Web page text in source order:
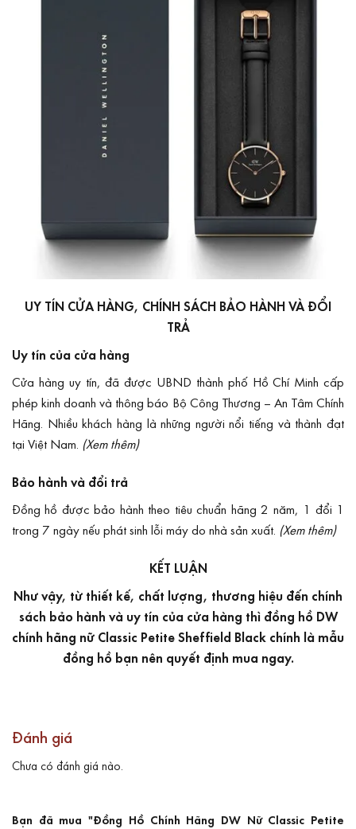
UY TÍN CỬA HÀNG, CHÍNH SÁCH BẢO HÀNH VÀ ĐỔI
TRẢ
Uy tín của cửa hàng
Cửa hàng uy tín, đã được UBND thành phố Hồ Chí Minh cấp
phép kinh doanh và thông báo Bộ Công Thương – An Tâm Chính
Hãng. Nhiều khách hàng là những người nổi tiếng và thành đạt
tại Việt Nam. (Xem thêm)
Bảo hành và đổi trả
Đồng hồ được bảo hành theo tiêu chuẩn hãng 2 năm, 1 đổi 1
trong 7 ngày nếu phát sinh lỗi máy do nhà sản xuất. (Xem thêm)
KẾT LUẬN
Như vậy, từ thiết kế, chất lượng, thương hiệu đến chính
sách bảo hành và uy tín của cửa hàng thì đồng hồ DW
chính hãng nữ Classic Petite Sheffield Black chính là mẫu
đồng hồ bạn nên quyết định mua ngay.
Đánh giá
Chưa có đánh giá nào.
Bạn đã mua "Đồng Hồ Chính Hãng DW Nữ Classic Petite